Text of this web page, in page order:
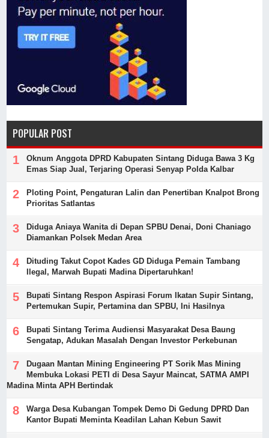
POPULAR POST
Oknum Anggota DPRD Kabupaten Sintang Diduga Bawa 3 Kg
Emas Siap Jual, Terjaring Operasi Senyap Polda Kalbar
Ploting Point, Pengaturan Lalin dan Penertiban Knalpot Brong
Prioritas Satlantas
Diduga Aniaya Wanita di Depan SPBU Denai, Doni Chaniago
Diamankan Polsek Medan Area
Dituding Takut Copot Kades GD Diduga Pemain Tambang
Ilegal, Marwah Bupati Madina Dipertaruhkan!
Bupati Sintang Respon Aspirasi Forum Ikatan Supir Sintang,
Pertemukan Supir, Pertamina dan SPBU, Ini Hasilnya
Bupati Sintang Terima Audiensi Masyarakat Desa Baung
Sengatap, Adukan Masalah Dengan Investor Perkebunan
Dugaan Mantan Mining Engineering PT Sorik Mas Mining
Membuka Lokasi PETI di Desa Sayur Maincat, SATMA AMPI
Madina Minta APH Bertindak
Warga Desa Kubangan Tompek Demo Di Gedung DPRD Dan
Kantor Bupati Meminta Keadilan Lahan Kebun Sawit